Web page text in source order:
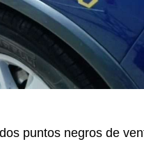
puntos negros de